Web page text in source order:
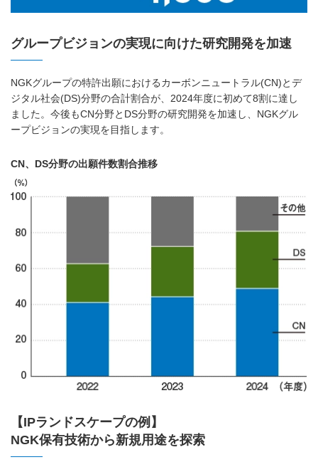
グループビジョンの実現に向けた研究開発を加速
NGKグループの特許出願におけるカーボンニュートラル(CN)とデ
ジタル社会(DS)分野の合計割合が、2024年度に初めて8割に達し
ました。今後もCN分野とDS分野の研究開発を加速し、NGKグル
ープビジョンの実現を目指します。
CN、DS分野の出願件数割合推移
【IPランドスケープの例】
NGK保有技術から新規用途を探索